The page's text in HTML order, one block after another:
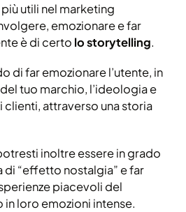
utili nel marketing
emozionare e far
è di certo lo storytelling.
di far emozionare l’utente, in
tuo marchio, l’ideologia e
clienti, attraverso una storia
inoltre essere in grado
di “effetto nostalgia” e far
piacevoli del
loro emozioni intense.